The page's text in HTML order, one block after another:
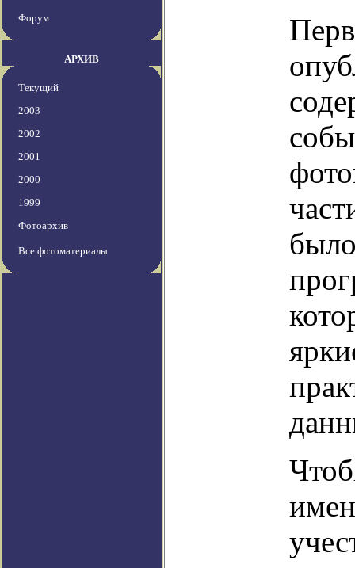
Форум
АРХИВ
Текущий
2003
2002
2001
2000
1999
Фотоархив
Все фотоматериалы